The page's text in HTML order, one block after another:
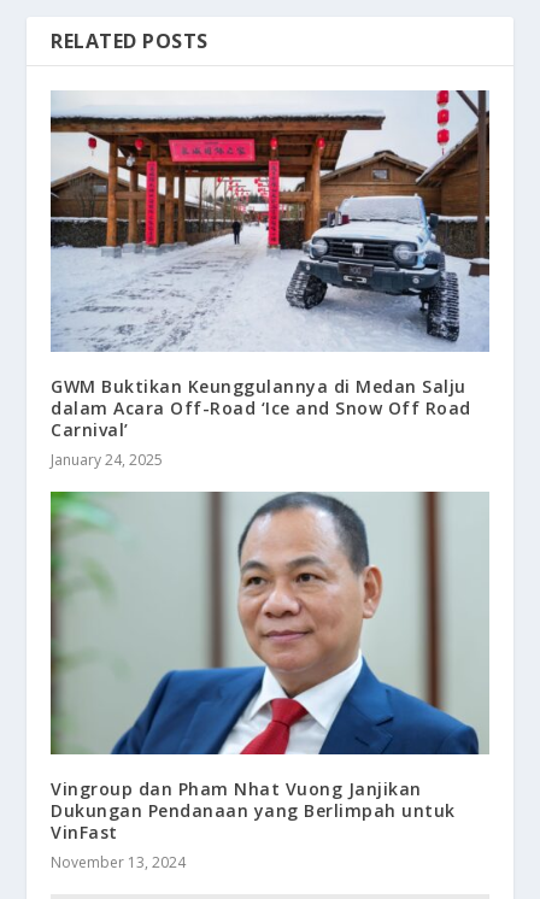
RELATED POSTS
GWM Buktikan Keunggulannya di Medan Salju
dalam Acara Off-Road ‘Ice and Snow Off Road
Carnival’
January 24, 2025
Vingroup dan Pham Nhat Vuong Janjikan
Dukungan Pendanaan yang Berlimpah untuk
VinFast
November 13, 2024